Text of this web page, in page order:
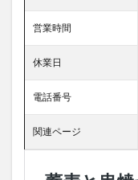
営業時間
休業日
電話番号
関連ページ